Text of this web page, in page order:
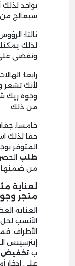
تواجد لذلك
سيعالج من
ثالثا:
لذلك
وتقضي على
رابعا:
لأنك
وجوه ريك
من ذلك.
خامسا:
حقا لذلك
المتوفر
طلب
من ضمنها
لعناية
متجر
العناية
الأنسب
الأطراف،
إينرسينس
ب تخفيض
على